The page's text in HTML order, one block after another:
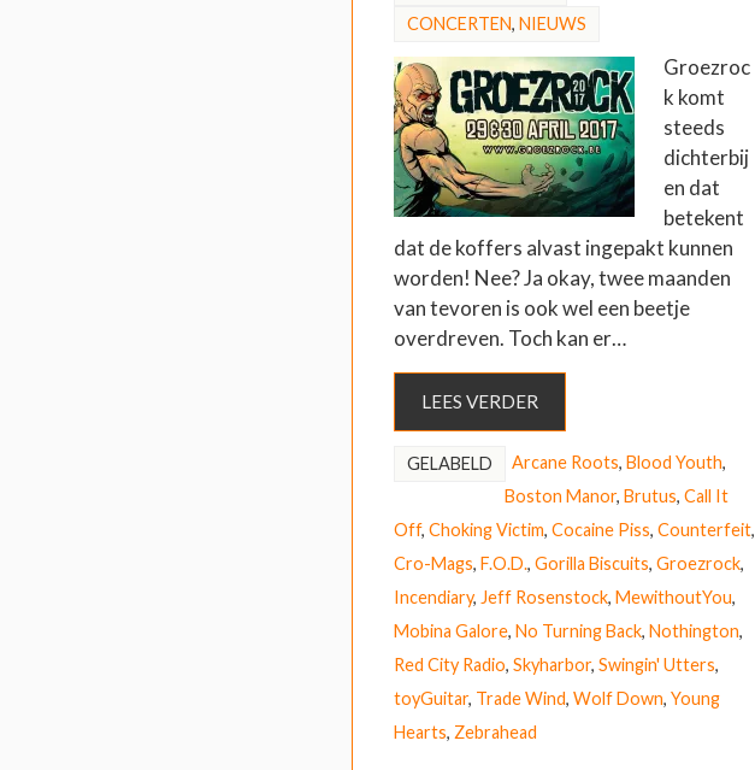
CONCERTEN, NIEUWS
Groezroc
k komt
steeds
dichterbij
en dat
betekent
dat de koffers alvast ingepakt kunnen
worden! Nee? Ja okay, twee maanden
van tevoren is ook wel een beetje
overdreven. Toch kan er…
LEES VERDER
GELABELD Arcane Roots, Blood Youth,
Boston Manor, Brutus, Call It
Off, Choking Victim, Cocaine Piss, Counterfeit,
Cro-Mags, F.O.D., Gorilla Biscuits, Groezrock,
Incendiary, Jeff Rosenstock, MewithoutYou,
Mobina Galore, No Turning Back, Nothington,
Red City Radio, Skyharbor, Swingin' Utters,
toyGuitar, Trade Wind, Wolf Down, Young
Hearts, Zebrahead